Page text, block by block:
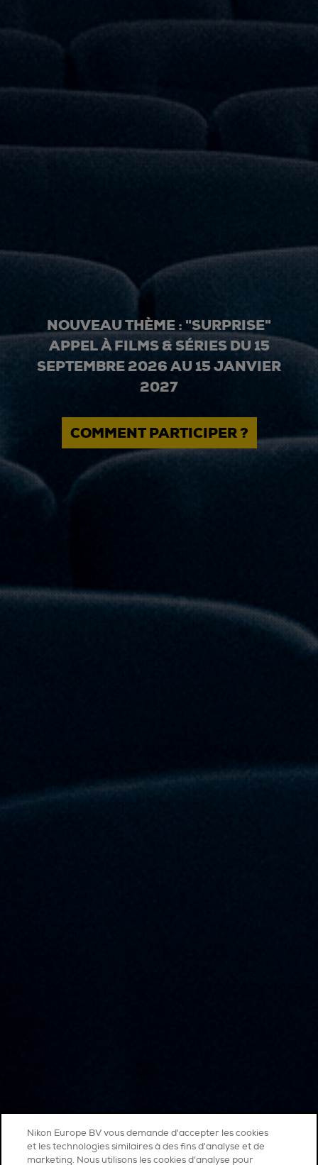
NOUVEAU THÈME : "SURPRISE"
APPEL À FILMS & SÉRIES DU 15
SEPTEMBRE 2026 AU 15 JANVIER
2027
COMMENT PARTICIPER ?
Nikon Europe BV vous demande d'accepter les cookies
et les technologies similaires à des fins d'analyse et de
marketing. Nous utilisons les cookies d’analyse pour